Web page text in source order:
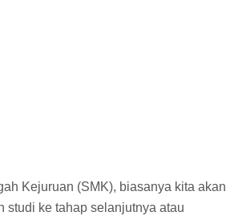
Kejuruan (SMK), biasanya kita akan
studi ke tahap selanjutnya atau